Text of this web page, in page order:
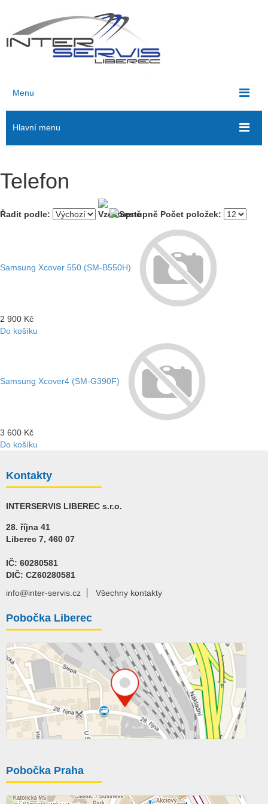
Menu
Hlavní menu
Telefon
Řadit podle: Počet položek:
Samsung Xcover 550 (SM-B550H)
2 900 Kč
Do košíku
Samsung Xcover4 (SM-G390F)
3 600 Kč
Do košíku
Kontakty
INTERSERVIS LIBEREC s.r.o.
28. října 41
Liberec 7, 460 07
IČ: 60280581
DIČ: CZ60280581
info@inter-servis.cz
Všechny kontakty
Pobočka Liberec
Pobočka Praha